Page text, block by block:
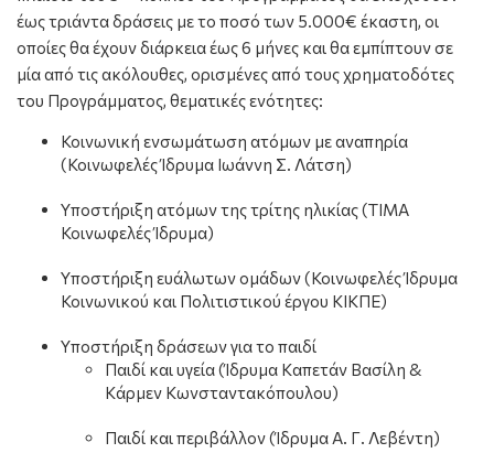
έως τριάντα δράσεις με το ποσό των 5.000€ έκαστη, οι
οποίες θα έχουν διάρκεια έως 6 μήνες και θα εμπίπτουν σε
μία από τις ακόλουθες, ορισμένες από τους χρηματοδότες
του Προγράμματος, θεματικές ενότητες:
Κοινωνική ενσωμάτωση ατόμων με αναπηρία
(Κοινωφελές Ίδρυμα Ιωάννη Σ. Λάτση)
Υποστήριξη ατόμων της τρίτης ηλικίας (ΤΙΜΑ
Κοινωφελές Ίδρυμα)
Υποστήριξη ευάλωτων ομάδων (Κοινωφελές Ίδρυμα
Κοινωνικού και Πολιτιστικού έργου ΚΙΚΠΕ)
Υποστήριξη δράσεων για το παιδί
Παιδί και υγεία (Ίδρυμα Καπετάν Βασίλη &
Κάρμεν Κωνσταντακόπουλου)
Παιδί και περιβάλλον (Ίδρυμα Α. Γ. Λεβέντη)